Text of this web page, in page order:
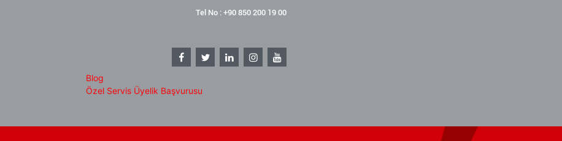
Tel No : +90 850 200 19 00
Blog
Özel Servis Üyelik Başvurusu